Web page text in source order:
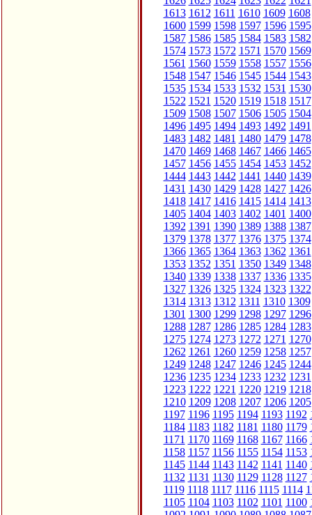
1613 1612 1611 1610 1609 1608
1600 1599 1598 1597 1596 1595
1587 1586 1585 1584 1583 1582
1574 1573 1572 1571 1570 1569
1561 1560 1559 1558 1557 1556
1548 1547 1546 1545 1544 1543
1535 1534 1533 1532 1531 1530
1522 1521 1520 1519 1518 1517
1509 1508 1507 1506 1505 1504
1496 1495 1494 1493 1492 1491
1483 1482 1481 1480 1479 1478
1470 1469 1468 1467 1466 1465
1457 1456 1455 1454 1453 1452
1444 1443 1442 1441 1440 1439
1431 1430 1429 1428 1427 1426
1418 1417 1416 1415 1414 1413
1405 1404 1403 1402 1401 1400
1392 1391 1390 1389 1388 1387
1379 1378 1377 1376 1375 1374
1366 1365 1364 1363 1362 1361
1353 1352 1351 1350 1349 1348
1340 1339 1338 1337 1336 1335
1327 1326 1325 1324 1323 1322
1314 1313 1312 1311 1310 1309
1301 1300 1299 1298 1297 1296
1288 1287 1286 1285 1284 1283
1275 1274 1273 1272 1271 1270
1262 1261 1260 1259 1258 1257
1249 1248 1247 1246 1245 1244
1236 1235 1234 1233 1232 1231
1223 1222 1221 1220 1219 1218
1210 1209 1208 1207 1206 1205
1197 1196 1195 1194 1193 1192
1184 1183 1182 1181 1180 1179
1171 1170 1169 1168 1167 1166
1158 1157 1156 1155 1154 1153
1145 1144 1143 1142 1141 1140
1132 1131 1130 1129 1128 1127
1119 1118 1117 1116 1115 1114
1105 1104 1103 1102 1101 1100